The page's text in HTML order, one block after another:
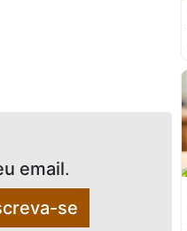
email.
se